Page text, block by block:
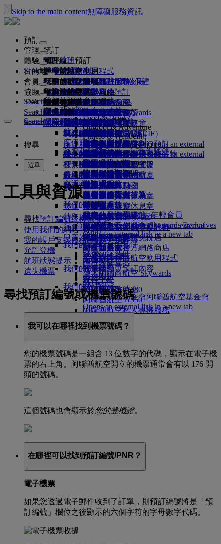
Skip to the main content無障礙服務資訊
預訂
預訂
預訂航班
搜尋航班
阿聯酋航空時刻表
精選票價
特別優惠
行程規劃
預訂旅館
行程及活動
旅遊服務
迎賓服務迎賓服務 Opens an external
link in a new tab
杜拜轉機服務
交通方式
機場接送
預約租車
航空公司合作夥伴
關於線上預訂
阿聯酋航空應用程式
阿聯酋航空最佳價格保證
選取座位
保留我的票價
阿聯酋航空應用程式
Search flight
管理
管理
管理預訂
檢索您的預訂
取消您的預訂
變更預訂
選擇您的座位
升等航班
管理專車接送
預訂便利旅行
線上報到
報到選項
航班狀態
出發前注意事項
出發前注意事項
旅遊資訊
危險物品指南
規範及注意事項
健康
適航證明書（MEDIF）
飲食資訊
阿拉伯聯合大公國內違禁物
杜拜國際機場
阿聯酋航空第三航廈
在航廈間移動
往返機場
接駁服務
行李
行李資訊
行李資訊
託運行李
隨身行李
購買更多行李限額
額外托運行李限額
杜拜行李服務
行李延誤或受損
簽證及護照
瞭解簽證規定
簽證和護照資訊
美國旅遊授權
阿拉伯聯合大公國簽證
Search flight
體驗
機上體驗
您乘坐的航班有哪些服務
機艙特色
頭等艙
商務艙
豪華經濟艙
經濟艙
在機上放鬆身心
機上娛樂
ice 提供內容
ice 直播電視系統
機上 Wi-Fi
兒童娛樂
美食
頭等艙美饌
商務艙美饌
豪華經濟艙美饌
經濟艙美饌
飲品
我們的機隊
波音 777
阿聯酋航空 A380
阿聯酋航空 A350
阿聯酋航空私人專機服務
座位圖
阿聯酋航空體驗
你的旅行在此啟程
阿聯酋航空體驗
專車接送服務
阿聯酋航空服務
季節性場合
無接觸式旅程
我們的貴賓休息室
頭等艙貴賓休息室
商務艙貴賓休息室
全球貴賓休息室
合作夥伴貴賓休息室
付費進入貴賓休息室
marhaba 貴賓休息室
阿聯酋航空購物
阿聯酋航空高空免稅店
阿聯酋航空官方網路商店
家族旅行
全家一起出遊
規劃家族旅遊
無成人陪同之孩童
懷孕
行李限額
兒童與嬰兒票價規則
汽車安全座椅和搖籃
在機場
機上
攜帶兒童搭機
與嬰兒同行
嬰兒行李限額
兒童與嬰兒餐點
兒童娛樂
兒童娛樂服務
兒童玩具
兒童活動
飛悅卓越
飛悅卓越
飛悅卓越的更多理由
關於我們
關於我們
我們的歷史
媒體中心媒體中心 Opens an external
link in a new tab
集團公司
安全
財務透明度
負責任的商業行為
我們的員工
我們的領導團隊
工作機會工作機會 Opens an external
link in a new tab
我們的地球
營運的永續性
環境政策
環境報告
我們的社群
阿聯酋航空基金會阿聯酋航空基金會
Opens an external link in a new tab
Search flight
目的地
我們的航點
目的地
我們的航點
亞太地區
美洲
非洲
歐洲
中東地區
探索杜拜
最新的航點
赫爾辛基
杭州
峴港市
深圳
暹粒
Explore Dubai
Explore Dubai
Explore
Food & Drinks
Outdoor & Adventure
Fitness & Wellbeing
Culture & Heritage
Beach & Marine
Family entertainment
Outdoor Dining
我們的旅遊合作夥伴
空中和地面的合作夥伴
我們的旅遊合作夥伴
澳洲航空
flydubai
阿聯酋航空 Skywards 合作夥伴
探索
探索阿聯酋航空航點
航線地圖
度假靈感
海灘目的地
野生動物假期
歷史與文化假期
城市小憩
美食家的度假首選
Search flight
會員
阿聯酋航空 Skywards
加入阿聯酋航空 Skywards
有關阿聯酋航空 Skywards
會員等級
flydubai
現金 + 哩程數
數位會員卡
我的家庭
使用哩程數
申領哩程數
購買哩程數
賺取哩程數
Skywards Skysurfers 年輕會員
Skywards ExclusivesSkywards Exclusives
Opens an external link in a new tab
我們的合作夥伴
Skywards Rail
哩程數計算器
登入阿聯酋航空 Skywards
Skywards+
商務獎勵計劃
註冊你的公司
商務獎勵計劃
註冊你的公司
登入商務獎勵計劃
權益
計劃運作方式
常見問題
Search flight
協助
協助與聯絡
協助與聯絡
協助與聯絡
變更或取消
簽證和護照支援
意見回饋與投訴
行李延遲或損壞支援
杜拜轉機服務
我們營運的變更
最新旅遊資訊更新
查看航班狀態
特殊協助
阿聯酋航空的無障礙旅行
特殊協助和要求
提出問題
常見問題集
常見問題
透過阿聯酋航空進行預訂
我們的網絡及聯營航班
我們的其他產品
特殊協助和要求
行李與遺失財物
出發前準備
在機場
阿聯酋航空 Skywards
阿聯酋航空商務獎勵計劃
您的機上體驗
工具與資源
手機與阿聯酋航空應用程式
取消或變更預訂內容
行程中斷
關於阿聯酋航空
Search flight
TW
搜尋
選單
工具與資源
尋找預訂編號或機票號碼
使用我們的網站（預訂）
我的帳戶支援服務/一次性密碼
允許登機
航班狀態提示
遺失機票
尋找預訂編號或機票號碼
我可以在哪裡找到機票號碼？
您的機票號碼是一組含 13 位數字的代碼，顯示在電子機
票的右上角。阿聯酋航空開立的機票通常會有以 176 開
頭的號碼。
這個號碼也會顯示於您的登機證。
在哪裡可以找到預訂編號/PNR？
電子機票
如果您透過電子郵件收到了訂單，則預訂編號將是「預
訂編號」欄位之後顯示的六個字符的字母數字代碼。